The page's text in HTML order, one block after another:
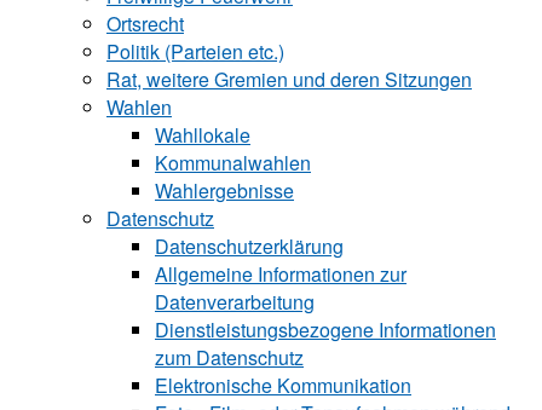
Ortsrecht
Politik (Parteien etc.)
Rat, weitere Gremien und deren Sitzungen
Wahlen
Wahllokale
Kommunalwahlen
Wahlergebnisse
Datenschutz
Datenschutzerklärung
Allgemeine Informationen zur
Datenverarbeitung
Dienstleistungsbezogene Informationen
zum Datenschutz
Elektronische Kommunikation